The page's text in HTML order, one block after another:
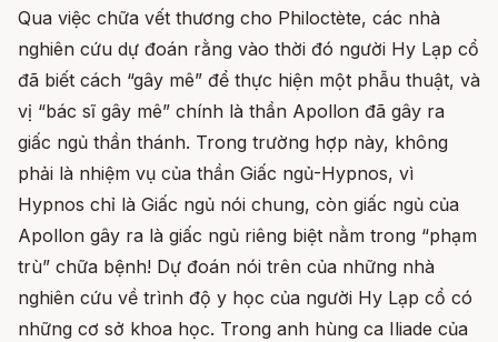
Qua việc chữa vết thương cho Philoctète, các nhà
nghiên cứu dự đoán rằng vào thời đó người Hy Lạp cổ
đã biết cách “gây mê” để thực hiện một phẫu thuật, và
vị “bác sĩ gây mê” chính là thần Apollon đã gây ra
giấc ngủ thần thánh. Trong trường hợp này, không
phải là nhiệm vụ của thần Giấc ngủ-Hypnos, vì
Hypnos chỉ là Giấc ngủ nói chung, còn giấc ngủ của
Apollon gây ra là giấc ngủ riêng biệt nằm trong “phạm
trù” chữa bệnh! Dự đoán nói trên của những nhà
nghiên cứu về trình độ y học của người Hy Lạp cổ có
những cơ sở khoa học. Trong anh hùng ca Iliade của